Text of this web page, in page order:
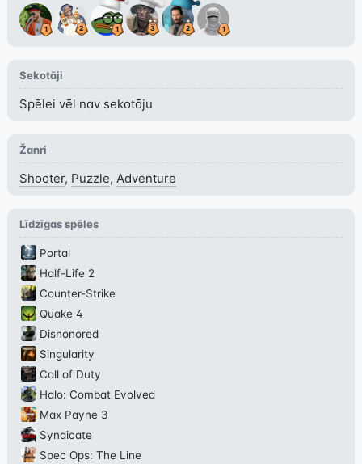
Sekotāji
Spēlei vēl nav sekotāju
Žanri
Shooter, Puzzle, Adventure
Līdzīgas spēles
Portal
Half-Life 2
Counter-Strike
Quake 4
Dishonored
Singularity
Call of Duty
Halo: Combat Evolved
Max Payne 3
Syndicate
Spec Ops: The Line